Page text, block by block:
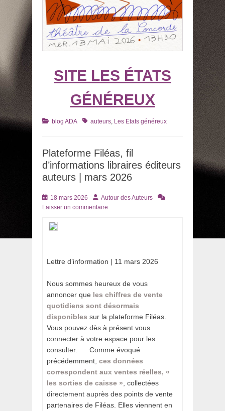
SITE LES ÉTATS
GÉNÉREUX
Catégories
blog ADA Tagsauteurs Les Etats généreux
Plateforme Filéas, fil
d’informations libraires éditeurs
auteurs | mars 2026
Posté
le
18 mars 2026 AuteurAutour des Auteurs
Laisser un commentaire
Lettre d’information | 11 mars 2026
Nous sommes heureux de vous
annoncer que les chiffres de vente
quotidiens sont désormais
disponibles sur la plateforme Filéas.
Vous pouvez dès à présent vous
connecter à votre espace pour les
consulter. ­ Comme évoqué
précédemment, ces données
correspondent aux ventes réelles, «
les sorties de caisse » , collectées
directement auprès des points de vente
partenaires de Filéas. Elles viennent en